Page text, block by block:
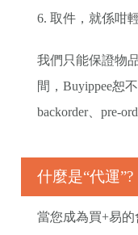
6. 取件，就係咁
我們只能保證物
間，Buyippee恕
backorder、pre-
什麼是“代運”?
當您成為買+易